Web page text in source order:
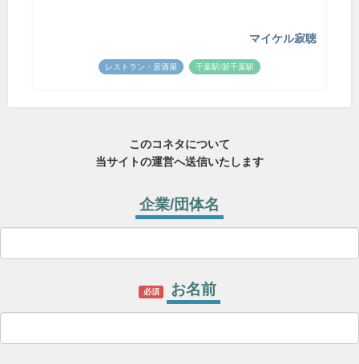
マイケル寂聴
レストラン・居酒屋 千葉駅/新千葉駅
このコネタについて
当サイトの運営へ送信いたします
企業/団体名
必須 お名前